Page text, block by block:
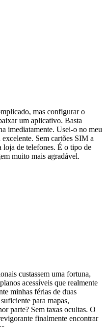
mas configurar o
um aplicativo. Basta
imediatamente. Usei-o no meu
Sem cartões SIM a
loja de telefones. É o tipo de
muito mais agradável.
custassem uma fortuna,
acessíveis que realmente
minhas férias de duas
para mapas,
parte? Sem taxas ocultas. O
finalmente encontrar